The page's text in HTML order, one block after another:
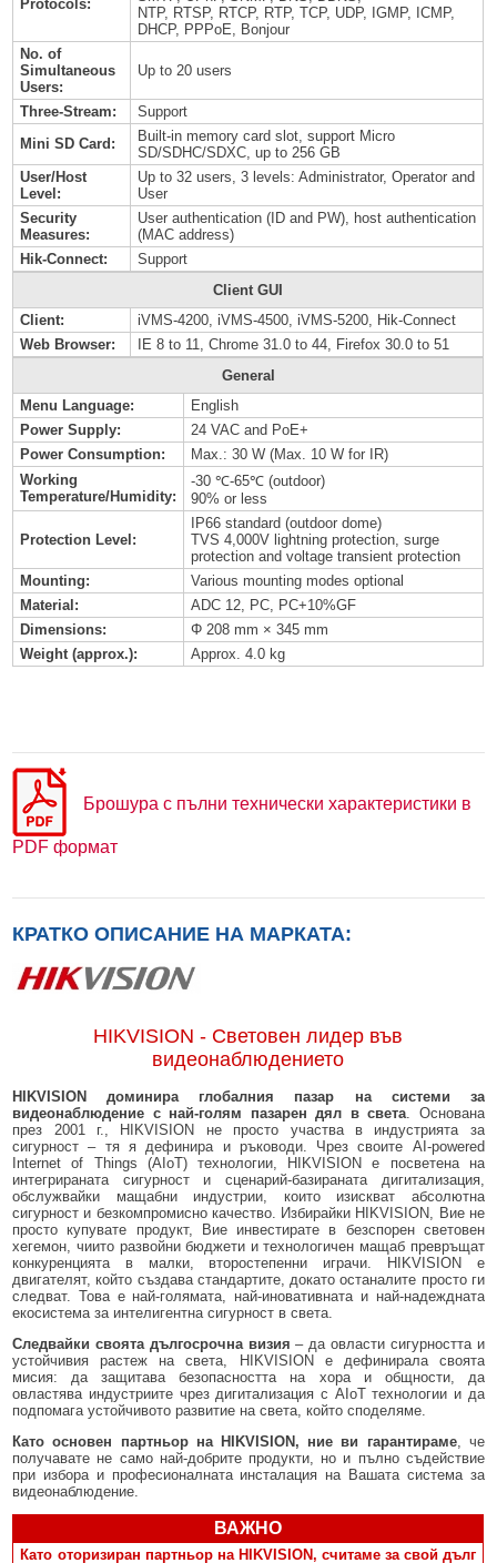
Protocols:
NTP, RTSP, RTCP, RTP, TCP, UDP, IGMP, ICMP,
DHCP, PPPoE, Bonjour
No. of
Simultaneous
Users:
Up to 20 users
Three-Stream:
Support
Mini SD Card:
Built-in memory card slot, support Micro
SD/SDHC/SDXC, up to 256 GB
User/Host
Level:
Up to 32 users, 3 levels: Administrator, Operator and
User
Security
Measures:
User authentication (ID and PW), host authentication
(MAC address)
Hik-Connect:
Support
Client GUI
Client:
iVMS-4200, iVMS-4500, iVMS-5200, Hik-Connect
Web Browser:
IE 8 to 11, Chrome 31.0 to 44, Firefox 30.0 to 51
General
Menu Language:
English
Power Supply:
24 VAC and PoE+
Power Consumption:
Max.: 30 W (Max. 10 W for IR)
Working
Temperature/Humidity:
-30 ℃-65℃ (outdoor)
90% or less
Protection Level:
IP66 standard (outdoor dome)
TVS 4,000V lightning protection, surge
protection and voltage transient protection
Mounting:
Various mounting modes optional
Material:
ADC 12, PC, PC+10%GF
Dimensions:
Φ 208 mm × 345 mm
Weight (approx.):
Approx. 4.0 kg
Брошура с пълни технически характеристики в
PDF формат
КРАТКО ОПИСАНИЕ НА МАРКАТА:
HIKVISION - Световен лидер във
видеонаблюдението
HIKVISION доминира глобалния пазар на системи за
видеонаблюдение с най-голям пазарен дял в света . Основана
през 2001 г., HIKVISION не просто участва в индустрията за
сигурност – тя я дефинира и ръководи. Чрез своите AI-powered
Internet of Things (AIoT) технологии, HIKVISION е посветена на
интегрираната сигурност и сценарий-базираната дигитализация,
обслужвайки мащабни индустрии, които изискват абсолютна
сигурност и безкомпромисно качество. Избирайки HIKVISION, Вие не
просто купувате продукт, Вие инвестирате в безспорен световен
хегемон, чиито развойни бюджети и технологичен мащаб превръщат
конкуренцията в малки, второстепенни играчи. HIKVISION е
двигателят, който създава стандартите, докато останалите просто ги
следват. Това е най-голямата, най-иновативната и най-надеждната
екосистема за интелигентна сигурност в света.
Следвайки своята дългосрочна визия – да овласти сигурността и
устойчивия растеж на света, HIKVISION е дефинирала своята
мисия: да защитава безопасността на хора и общности, да
овластява индустриите чрез дигитализация с AIoT технологии и да
подпомага устойчивото развитие на света, който споделяме.
Като основен партньор на HIKVISION, ние ви гарантираме, че
получавате не само най-добрите продукти, но и пълно съдействие
при избора и професионалната инсталация на Вашата система за
видеонаблюдение.
ВАЖНО
Като оторизиран партньор на HIKVISION, считаме за свой дълг